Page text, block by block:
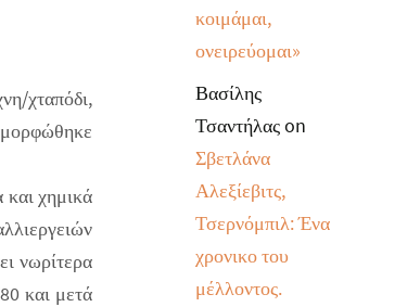
χταπόδι,
χημικά
νωρίτερα
και μετά
κοιμάμαι,
ονειρεύομαι»
Βασίλης
Τσαντήλαςon
Σβετλάνα
Αλεξίεβιτς,
Τσερνόμπιλ: Ένα
χρονικο του
μέλλοντος.